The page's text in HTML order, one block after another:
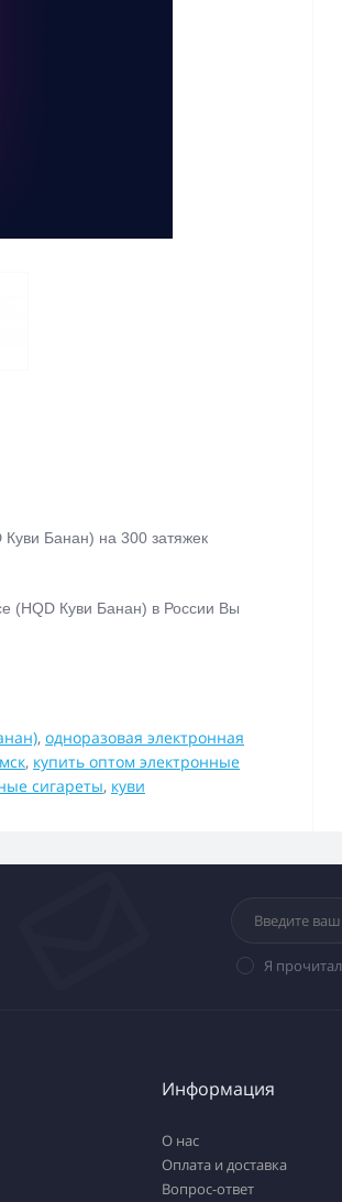
Куви Банан) на 300 затяжек
(HQD Куви Банан) в России Вы
, одноразовая электронная
, купить оптом электронные
сигареты, куви
Я прочитал
Информация
О нас
Оплата и доставка
Вопрос-ответ